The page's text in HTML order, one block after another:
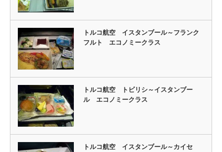
トルコ航空 イスタンブール～フランク
フルト エコノミークラス
トルコ航空 トビリシ～イスタンブー
ル エコノミークラス
トルコ航空 イスタンブール～カイセ